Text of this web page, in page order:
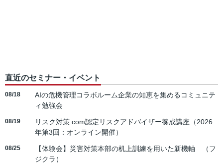
直近のセミナー・イベント
08/18
AIの危機管理コラボルーム企業の知恵を集めるコミュニテ
ィ勉強会
08/19
リスク対策.com認定リスクアドバイザー養成講座（2026
年第3回：オンライン開催）
08/25
【体験会】災害対策本部の机上訓練を用いた新機軸 （フ
ジクラ）